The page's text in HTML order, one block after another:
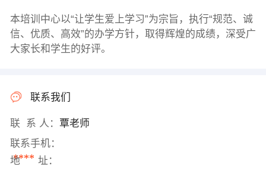
本培训中心以“让学生爱上学习”为宗旨，执行“规范、诚
信、优质、高效”的办学方针，取得辉煌的成绩，深受广
大家长和学生的好评。
联系我们
联 系 人： 覃老师
联系手机：
****
地 址：